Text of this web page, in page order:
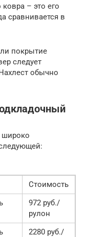
– это его
сравнивается в
покрытие
следует
обычно
широко
Стоимость
972 руб./
рулон
2280 руб./